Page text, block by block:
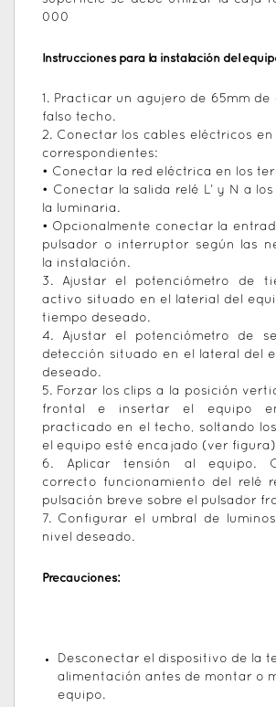
000
Instrucciones para la instalación del
1. Practicar un agujero de 65mm de
falso techo.
2. Conectar los cables eléctricos
correspondientes:
• Conectar la red eléctrica en los
• Conectar la salida relé L’ y N a
la luminaria.
• Opcionalmente conectar la
pulsador o interruptor según las
la instalación.
3. Ajustar el potenciómetro de
activo situado en el laterial del
tiempo deseado.
4. Ajustar el potenciómetro de
detección situado en el lateral del
deseado.
5. Forzar los clips a la posición
frontal e insertar el equipo
practicado en el techo, soltando
el equipo esté encajado (ver
6. Aplicar tensión al equipo.
correcto funcionamiento del relé
pulsación breve sobre el pulsador
7. Configurar el umbral de
nivel deseado.
Precauciones:
Desconectar el dispositivo de la
alimentación antes de montar o
equipo.